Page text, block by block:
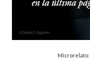
Microrelato: